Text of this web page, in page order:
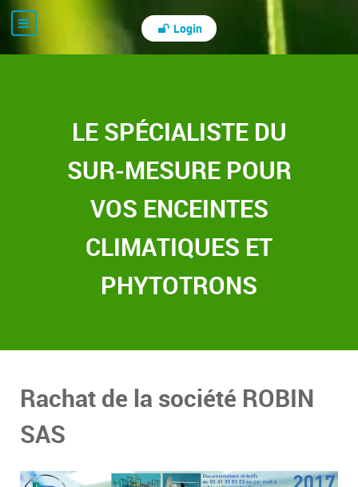
Login
LE SPÉCIALISTE DU
SUR-MESURE POUR
VOS ENCEINTES
CLIMATIQUES ET
PHYTOTRONS
Rachat de la société ROBIN
SAS